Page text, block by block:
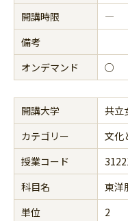
開講時限
―
備考
オンデマンド
○
開講大学
共立
カテゴリー
文化
授業コード
科目名
東洋
単位
2